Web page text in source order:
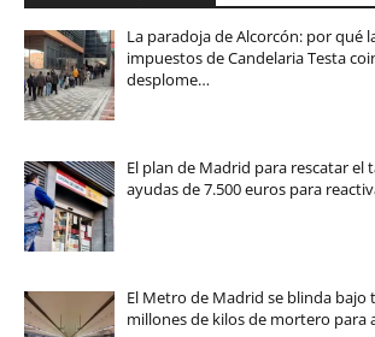
La paradoja de Alcorcón: por qué
impuestos de Candelaria Testa
desplome…
El plan de Madrid para rescatar el
ayudas de 7.500 euros para
El Metro de Madrid se blinda bajo
millones de kilos de mortero para